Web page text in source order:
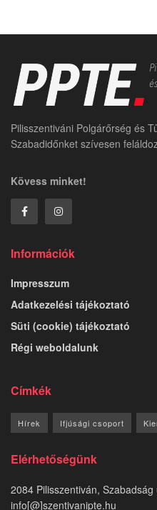
Pilisszentiváni Polgárőrség és
Szabadidőnket szívesen
Kövess minket!
Információk
Impresszum
Adatkezelési tájékoztató
Süti (cookie) tájékoztató
Régi weboldalunk
Címkék
Hírek Ifjúsági csoport
Elérhetőségünk
2084 Pilisszentiván, Szabadság
info[@]szentivanipte.hu